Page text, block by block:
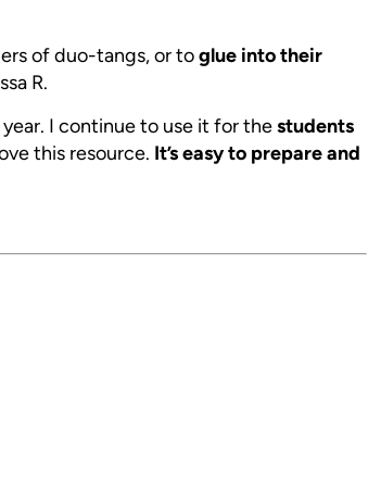
of duo-tangs, or toglue into their
R.
I continue to use it for thestudents
this resource. It’s easy to prepare and